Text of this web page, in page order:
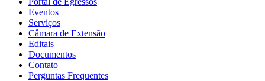
Eventos
Serviços
Câmara de Extensão
Editais
Documentos
Contato
Perguntas Frequentes